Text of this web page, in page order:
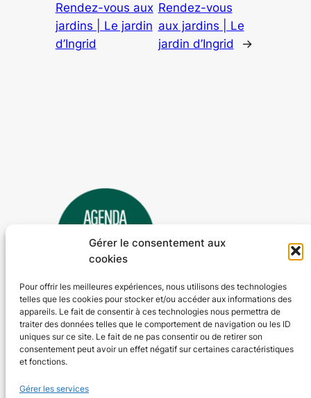
Gérer le consentement aux
cookies
Pour offrir les meilleures expériences, nous utilisons des technologies
telles que les cookies pour stocker et/ou accéder aux informations des
appareils. Le fait de consentir à ces technologies nous permettra de
traiter des données telles que le comportement de navigation ou les ID
uniques sur ce site. Le fait de ne pas consentir ou de retirer son
consentement peut avoir un effet négatif sur certaines caractéristiques
et fonctions.
Gérer les services
Rendez-vous aux
jardins | Le jardin
d’Ingrid
Rendez-vous
aux jardins | Le
jardin d’Ingrid
→
Agenda 24
L'agenda des manifestations et activités en Dordogne
Tous les événements